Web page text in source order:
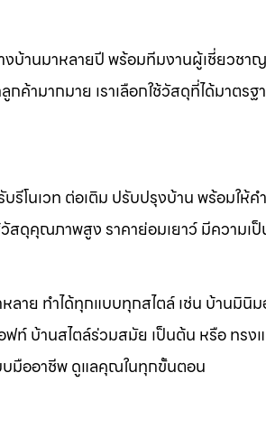
งบ้านมาหลายปี พร้อมทีมงานผู้เชี่ยวชา
ค้ามากมาย เราเลือกใช้วัสดุที่ได้มาตรฐ
โนเวท ต่อเติม ปรับปรุงบ้าน พร้อมให้ค
สดุคุณภาพสูง ราคาย่อมเยาว์ มีความเ
าย ทำได้ทุกแบบทุกสไตล์ เช่น บ้านมินิ
ฟท์ บ้านสไตล์ร่วมสมัย เป็นต้น หรือ ทรง
บมืออาชีพ ดูแลคุณในทุกขั้นตอน